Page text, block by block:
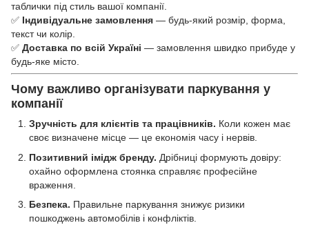
таблички під стиль вашої компанії.
✅ Індивідуальне замовлення — будь-який розмір, форма,
текст чи колір.
✅ Доставка по всій Україні — замовлення швидко прибуде у
будь-яке місто.
Чому важливо організувати паркування у
компанії
Зручність для клієнтів та працівників. Коли кожен має
своє визначене місце — це економія часу і нервів.
Позитивний імідж бренду. Дрібниці формують довіру:
охайно оформлена стоянка справляє професійне
враження.
Безпека. Правильне паркування знижує ризики
пошкоджень автомобілів і конфліктів.